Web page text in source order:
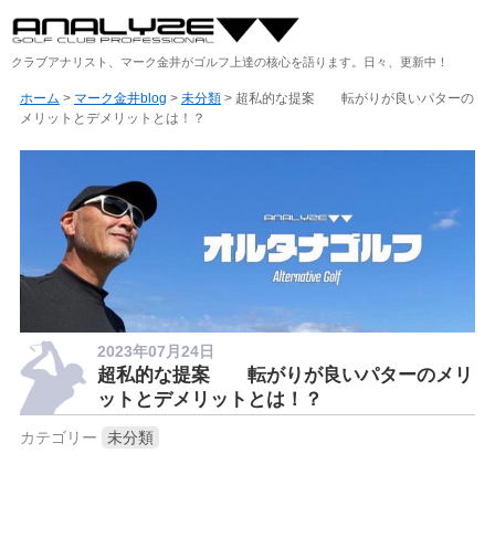
クラブアナリスト、マーク金井がゴルフ上達の核心を語ります。日々、更新中！
ホーム > マーク金井blog > 未分類> 超私的な提案 転がりが良いパターの
メリットとデメリットとは！？
2023年07月24日
超私的な提案 転がりが良いパターのメリ
ットとデメリットとは！？
カテゴリー 未分類